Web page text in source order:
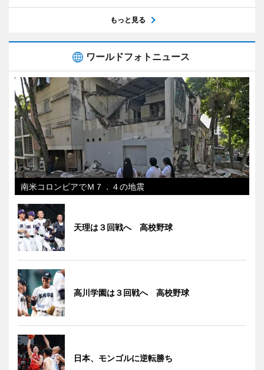
もっと見る
ワールドフォトニュース
南米コロンビアでＭ７．４の地震
天理は３回戦へ 高校野球
高川学園は３回戦へ 高校野球
日本、モンゴルに逆転勝ち